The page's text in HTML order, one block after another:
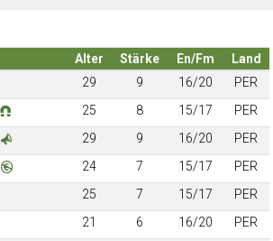
Alter Stärke En/Fm
Land
29 9 16/20
PER
25 8 15/17
PER
29 9 16/20
PER
24 7 15/17
PER
25 7 15/17
PER
21 6 16/20
PER